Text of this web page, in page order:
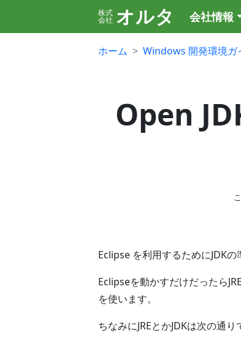
株式
会社 オルタ 会社情報
ホーム Windows 開発環境ガ
Open
Eclipse を利用するためにJDKの
Eclipseを動かすだけだったら
を使います。
ちなみにJREとかJDKは次の通り